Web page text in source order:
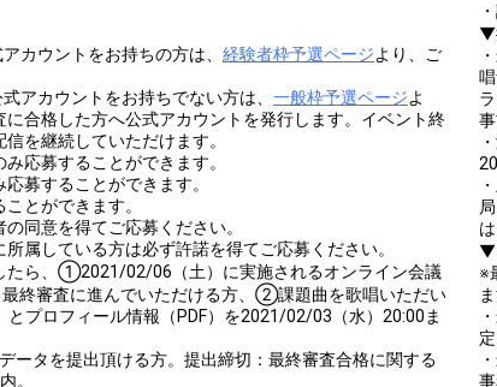
カウントをお持ちの方は、 経験者枠予選ページより、ご
アカウントをお持ちでない方は、 一般枠予選ページよ
に合格した方へ公式アカウントを発行します。イベント終
を継続していただけます。
応募することができます。
募することができます。
とができます。
同意を得てご応募ください。
所属している方は必ず許諾を得てご応募ください。
たら、①2021/02/06（土）に実施されるオンライン会議
終審査に進んでいただける方、②課題曲を歌唱いただい
とプロフィール情報（PDF）を2021/02/03（水）20:00ま
ータを提出頂ける方。提出締切：最終審査合格に関する
。
▼
▼
※